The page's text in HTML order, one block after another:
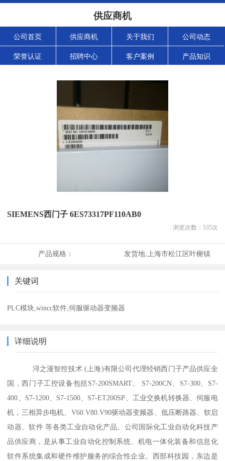
供应商机
公司首页 供应商机 关于我们 公司动态
荣誉认证 招聘中心 客户案例 产品知识
SIEMENS西门子 6ES73317PF110AB0
浏览次数： 535次
产品规格： 发货地: 上海市松江区叶榭镇
关键词
PLC模块,wincc软件,伺服驱动器变频器
详细说明
浔之漫智控技术 (上海)有限公司代理经销西门子产品供应全
国，西门子工控设备包括S7-200SMART、 S7-200CN、S7-300、S7-
400、S7-1200、S7-1500、S7-ET200SP、工业交换机转换器、伺服电
机，三相异步电机、V60.V80.V90驱动器变频器、低压断路器、软启
动器、软件 等各类工业自动化产品。公司国际化工业自动化科技产
品供应商，是从事工业自动化控制系统、机电一体化装备和信息化
软件系统集成和硬件维护服务的综合性企业。西部科技园，东边是